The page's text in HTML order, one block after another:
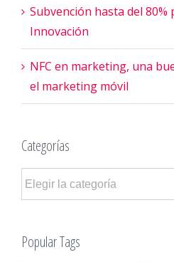
Subvención hasta del 80%
Innovación
NFC en marketing, una
el marketing móvil
Categorías
Categorías
Popular Tags